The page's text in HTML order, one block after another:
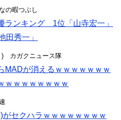
の暇つぶし
ランキング 1位「山寺宏一」
田秀一」
ゞカガクニュース隊
MADが消えるｗｗｗｗｗｗｗ
ｗｗｗｗｗｗｗｗ
がセクハラｗｗｗｗｗｗｗｗ